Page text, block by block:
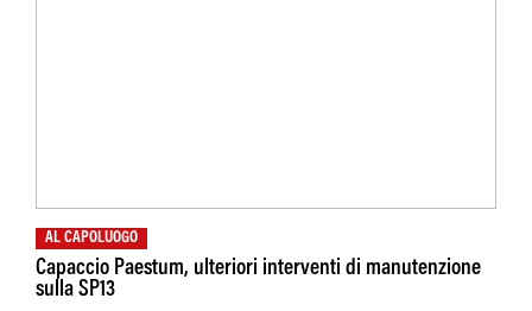
AL CAPOLUOGO
Capaccio Paestum, ulteriori interventi di manutenzione
sulla SP13